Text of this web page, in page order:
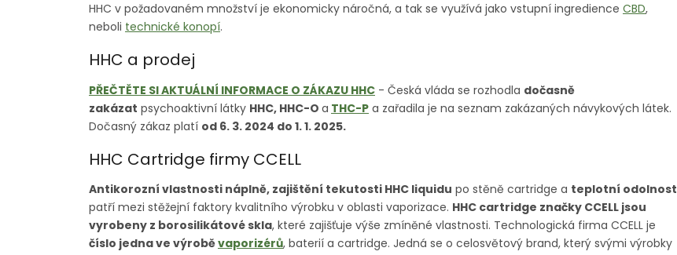
HHC v požadovaném množství je ekonomicky náročná, a tak se využívá jako vstupní ingredience CBD,
neboli technické konopí.
HHC a prodej
PŘEČTĚTE SI AKTUÁLNÍ INFORMACE O ZÁKAZU HHC - Česká vláda se rozhodla dočasně
zakázat psychoaktivní látky HHC, HHC-O a THC-P a zařadila je na seznam zakázaných návykových látek.
Dočasný zákaz platí od 6. 3. 2024 do 1. 1. 2025.
HHC Cartridge firmy CCELL
Antikorozní vlastnosti náplně, zajištění tekutosti HHC liquidu po stěně cartridge a teplotní odolnost
patří mezi stěžejní faktory kvalitního výrobku v oblasti vaporizace. HHC cartridge značky CCELL jsou
vyrobeny z borosilikátové skla, které zajišťuje výše zmíněné vlastnosti. Technologická firma CCELL je
číslo jedna ve výroběvaporizérů, baterií a cartridge. Jedná se o celosvětový brand, který svými výrobky